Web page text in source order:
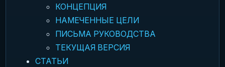
КОНЦЕПЦИЯ
НАМЕЧЕННЫЕ ЦЕЛИ
ПИСЬМА РУКОВОДСТВА
ТЕКУЩАЯ ВЕРСИЯ
СТАТЬИ